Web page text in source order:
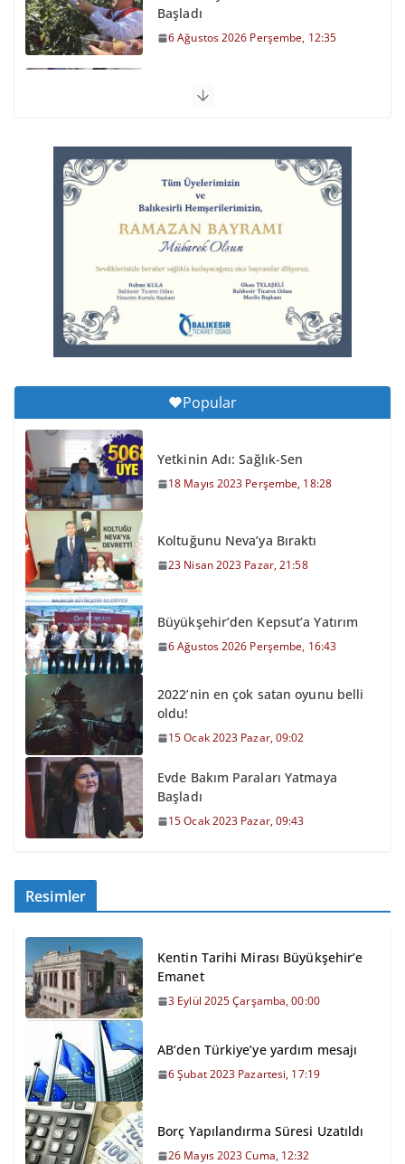
Başladı
6 Ağustos 2026 Perşembe, 12:35
Otomobil Şarampole Devrildi
Balıkesirspor Sevdası İçin
Memleket Tek Yürek
6 Ağustos 2026 Perşembe, 11:51
Büyükşehir’den Kepsut’a Yatırım
6 Ağustos 2026 Perşembe, 16:43
Popular
Yetkinin Adı: Sağlık-Sen
18 Mayıs 2023 Perşembe, 18:28
Koltuğunu Neva’ya Bıraktı
23 Nisan 2023 Pazar, 21:58
Büyükşehir’den Kepsut’a Yatırım
6 Ağustos 2026 Perşembe, 16:43
2022’nin en çok satan oyunu belli
oldu!
15 Ocak 2023 Pazar, 09:02
Evde Bakım Paraları Yatmaya
Başladı
15 Ocak 2023 Pazar, 09:43
Resimler
Kentin Tarihi Mirası Büyükşehir’e
Emanet
3 Eylül 2025 Çarşamba, 00:00
AB’den Türkiye’ye yardım mesajı
6 Şubat 2023 Pazartesi, 17:19
Borç Yapılandırma Süresi Uzatıldı
26 Mayıs 2023 Cuma, 12:32